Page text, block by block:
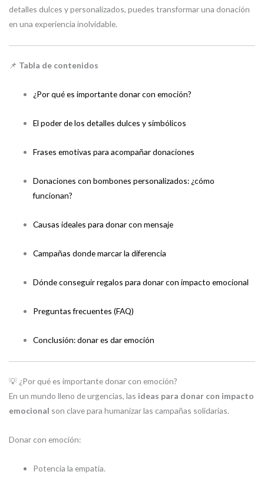
detalles dulces y personalizados, puedes transformar una donación
en una experiencia inolvidable.
📌 Tabla de contenidos
¿Por qué es importante donar con emoción?
El poder de los detalles dulces y simbólicos
Frases emotivas para acompañar donaciones
Donaciones con bombones personalizados: ¿cómo
funcionan?
Causas ideales para donar con mensaje
Campañas donde marcar la diferencia
Dónde conseguir regalos para donar con impacto emocional
Preguntas frecuentes (FAQ)
Conclusión: donar es dar emoción
💡 ¿Por qué es importante donar con emoción?
En un mundo lleno de urgencias, las ideas para donar con impacto
emocional son clave para humanizar las campañas solidarias.
Donar con emoción:
Potencia la empatía.